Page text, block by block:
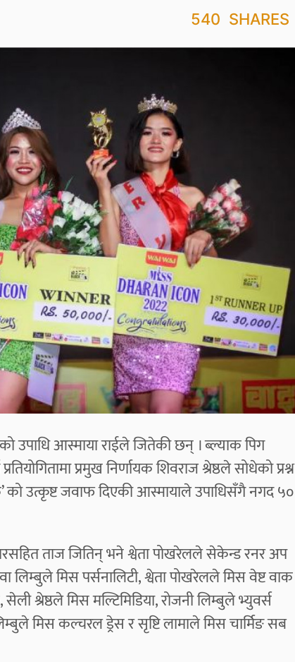
540 SHARES
उपाधि आस्माया राईले जितेकी छन् । ब्ल्याक पिग
प्रमुख निर्णायक शिवराज श्रेष्ठले सोधेको प्रश्न
को उत्कृष्ट जवाफ दिएकी आस्मायाले उपाधिसँगै नगद ५०
ताज जितिन् भने श्वेता पोखरेलले सेकेन्ड रनर अप
लिम्बुले मिस पर्सनालिटी, श्वेता पोखरेलले मिस वेष्ट वाक
श्रेष्ठले मिस मल्टिमिडिया, रोजनी लिम्बुले भ्युवर्स
मिस कल्चरल ड्रेस र सृष्टि लामाले मिस चार्मिङ सब